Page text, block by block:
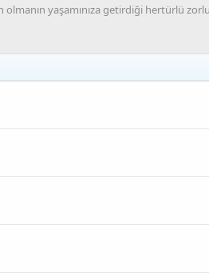
olmanın yaşamınıza getirdiği hertürlü